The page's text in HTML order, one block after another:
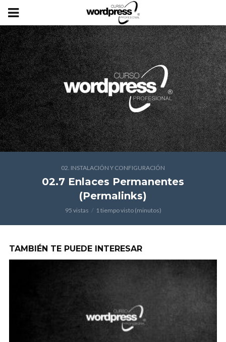
02. INSTALACIÓN Y CONFIGURACIÓN
02.7 Enlaces Permanentes
(Permalinks)
95 vistas 1 tiempo visto (minutos)
TAMBIÉN TE PUEDE INTERESAR